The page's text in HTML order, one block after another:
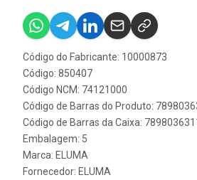
Código do Fabricante: 10000873
Código: 850407
Código NCM: 74121000
Código de Barras do Produto:
Código de Barras da Caixa:
Embalagem: 5
Marca: ELUMA
Fornecedor: ELUMA